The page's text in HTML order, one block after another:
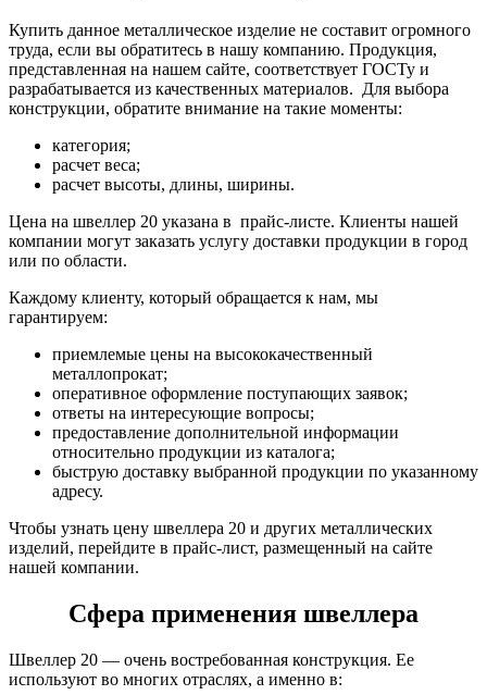
Купить данное металлическое изделие не составит огромного
труда, если вы обратитесь в нашу компанию. Продукция,
представленная на нашем сайте, соответствует ГОСТу и
разрабатывается из качественных материалов. Для выбора
конструкции, обратите внимание на такие моменты:
категория;
расчет веса;
расчет высоты, длины, ширины.
Цена на швеллер 20 указана в прайс-листе. Клиенты нашей
компании могут заказать услугу доставки продукции в город
или по области.
Каждому клиенту, который обращается к нам, мы
гарантируем:
приемлемые цены на высококачественный
металлопрокат;
оперативное оформление поступающих заявок;
ответы на интересующие вопросы;
предоставление дополнительной информации
относительно продукции из каталога;
быструю доставку выбранной продукции по указанному
адресу.
Чтобы узнать цену швеллера 20 и других металлических
изделий, перейдите в прайс-лист, размещенный на сайте
нашей компании.
Сфера применения швеллера
Швеллер 20 — очень востребованная конструкция. Ее
используют во многих отраслях, а именно в: